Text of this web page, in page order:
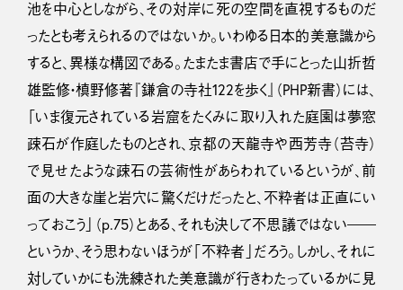
池を中心としながら、その対岸に死の空間を直視するものだ
ったとも考えられるのではないか。いわゆる日本的美意識から
すると、異様な構図である。たまたま書店で手にとった山折哲
雄監修・槙野修著『鎌倉の寺社122を歩く』（PHP新書）には、
「いま復元されている岩窟をたくみに取り入れた庭園は夢窓
疎石が作庭したものとされ、京都の天龍寺や西芳寺（苔寺）
で見せたような疎石の芸術性があらわれているというが、前
面の大きな崖と岩穴に驚くだけだったと、不粋者は正直にい
っておこう」（p.75）とある、それも決して不思議ではない――
というか、そう思わないほうが「不粋者」だろう。しかし、それに
対していかにも洗練された美意識が行きわたっているかに見